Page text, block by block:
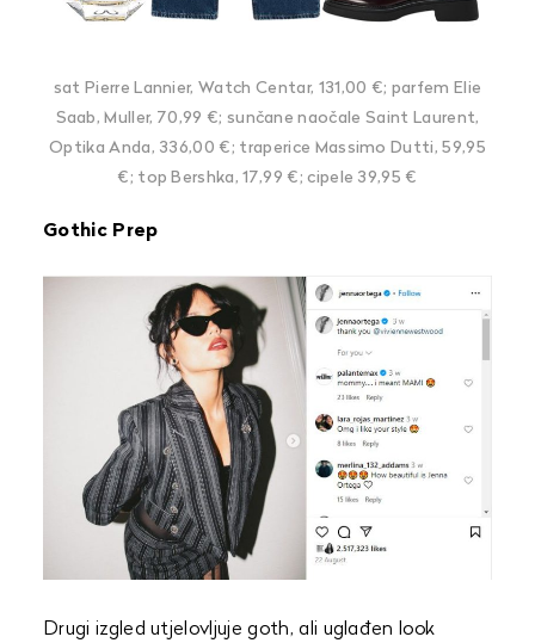
sat Pierre Lannier, Watch Centar, 131,00 €; parfem Elie
Saab, Muller, 70,99 €; sunčane naočale Saint Laurent,
Optika Anda, 336,00 €; traperice Massimo Dutti, 59,95
€; top Bershka, 17,99 €; cipele 39,95 €
Gothic Prep
Drugi izgled utjelovljuje goth, ali uglađen look